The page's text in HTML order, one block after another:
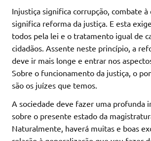
Injustiça significa corrupção, combate à
significa reforma da justiça. E esta
todos pela lei e o tratamento igual de
cidadãos. Assente neste princípio, a
deve ir mais longe e entrar nos
Sobre o funcionamento da justiça, o
são os juízes que temos.
A sociedade deve fazer uma profunda
sobre o presente estado da
Naturalmente, haverá muitas e boas